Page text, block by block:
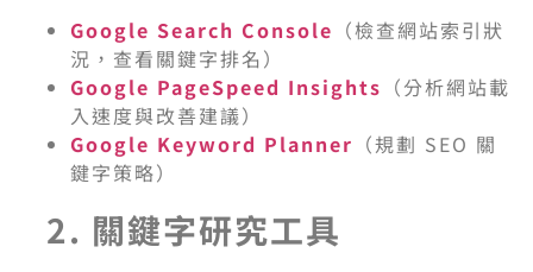
Google Search Console （檢查網站索引狀
況，查看關鍵字排名）
Google PageSpeed Insights （分析網站載
入速度與改善建議）
Google Keyword Planner （規劃 SEO 關
鍵字策略）
2. 關鍵字研究工具